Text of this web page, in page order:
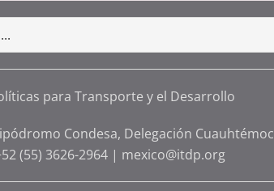
Condesa, Delegación
(55) 3626-2964 | mexico@itdp.org